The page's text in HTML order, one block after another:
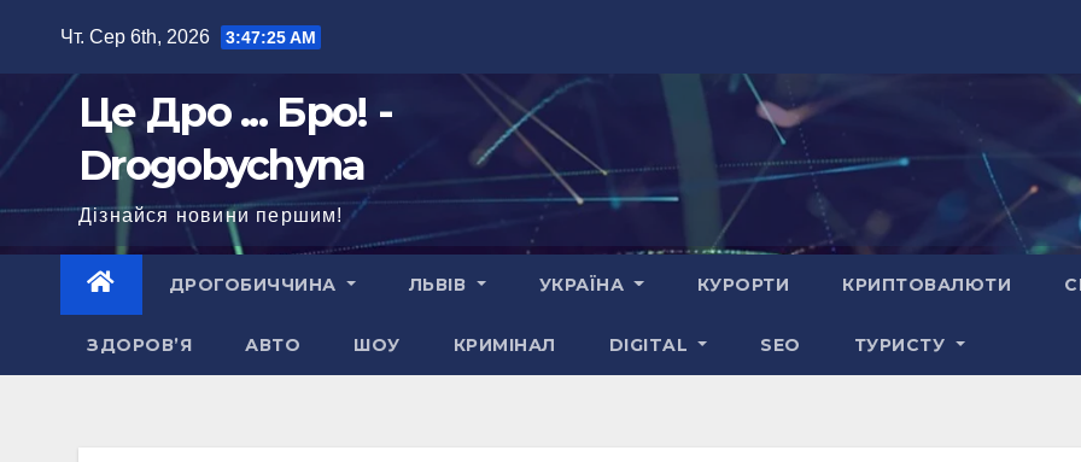
Чт. Сер 6th, 2026 3:47:26 AM
Це Дро ... Бро! -
Drogobychyna
Дізнайся новини першим!
ДРОГОБИЧЧИНА ЛЬВІВ УКРАЇНА КУРОРТИ КРИПТОВАЛЮТИ
ЗДОРОВ’Я АВТО ШОУ КРИМІНАЛ DIGITAL SEO ТУРИСТУ